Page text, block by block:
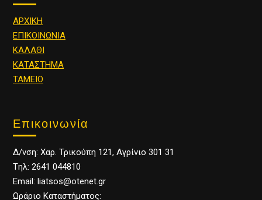
ΑΡΧΙΚΗ
ΕΠΙΚΟΙΝΩΝΙΑ
ΚΑΛΑΘΙ
ΚΑΤΑΣΤΗΜΑ
ΤΑΜΕΙΟ
Επικοινωνία
Δ/νση: Χαρ. Τρικούπη 121, Αγρίνιο 301 31
Tηλ: 2641 044810
Email: liatsos@otenet.gr
Ωράριο Καταστήματος: